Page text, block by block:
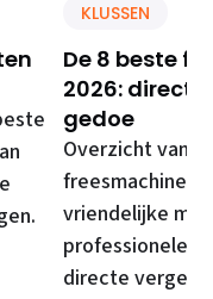
KLUSSEN
De 8 beste
2026: direct
gedoe
Overzicht van
freesmachines,
vriendelijke
professionele
directe